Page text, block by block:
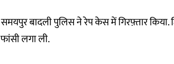
समयपुर बादली पुलिस ने रेप केस में गिरफ़्तार
लगा ली.